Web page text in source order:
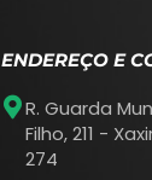
ENDEREÇO E
R. Guarda
Filho, 211 -
274